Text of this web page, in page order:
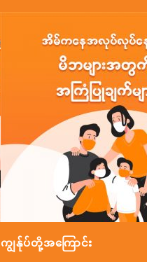
ကျွန်ုပ်တို့အ‌ကြောင်း